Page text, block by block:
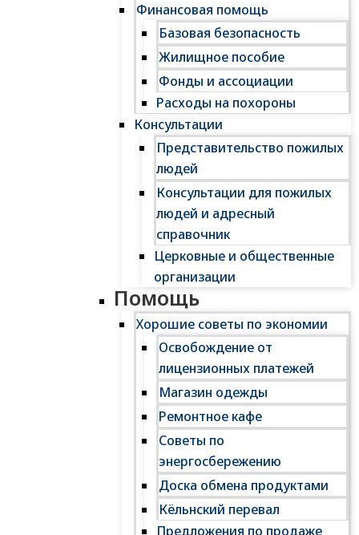
Финансовая помощь
Базовая безопасность
Жилищное пособие
Фонды и ассоциации
Расходы на похороны
Консультации
Представительство пожилых
людей
Консультации для пожилых
людей и адресный
справочник
Церковные и общественные
организации
Помощь
Хорошие советы по экономии
Освобождение от
лицензионных платежей
Магазин одежды
Ремонтное кафе
Советы по
энергосбережению
Доска обмена продуктами
Кёльнский перевал
Предложения по продаже